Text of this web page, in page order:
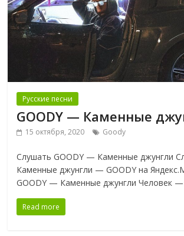
Русские песни
GOODY — Каменные
15 октября, 2020 Goody
Слушать GOODY — Каменные джунгли
Каменные джунгли — GOODY на
GOODY — Каменные джунгли Человек —
Read more